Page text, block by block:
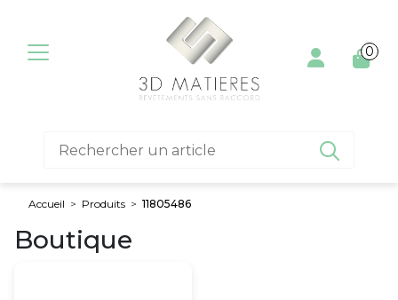
 0
Accueil > Produits > 11805486
Boutique